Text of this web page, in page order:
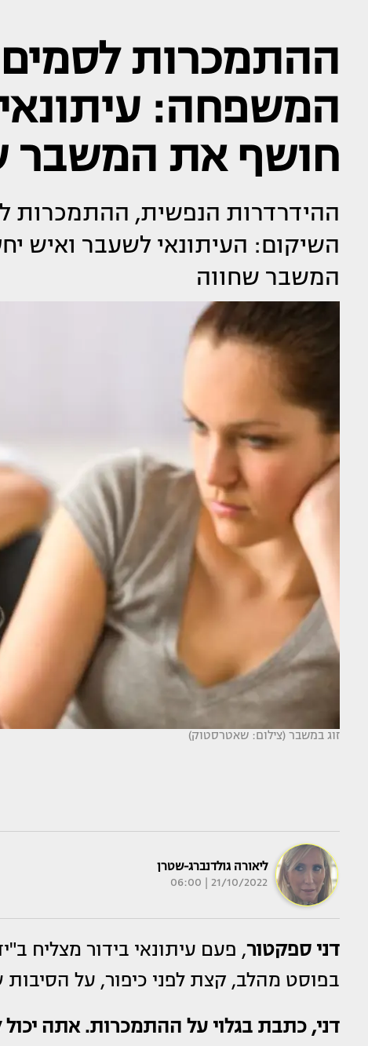
ההתמכרות
המשפחה:
חושף את המשבר
ההידרדרות הנפשית, ההתמכרות
השיקום: העיתונאי לשעבר ואיש
המשבר שחווה
זוג במשבר (צילום: שאטרסטוק)
ליאורה גולדנברג-שטרן
21/10/2022 | 06:00
דני ספקטור, פעם עיתונאי בידור מצליח
בפוסט מהלב, קצת לפני כיפור, על הסיבות
דני, כתבת בגלוי על ההתמכרות. אתה יכול